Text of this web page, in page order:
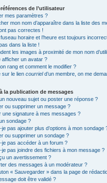
de l’utilisateur
mes paramètres ?
mon nom d’apparaître dans la liste des
pas correctes !
horaire et l’heure est toujours
dans la liste !
les images à proximité de mon nom
afficher un avatar ?
rang et comment le modifier ?
sur le lien courrield’un membre, on me
la publication de messages
nouveau sujet ou poster une réponse ?
ou supprimer un message ?
une signature à mes messages ?
sondage ?
je pas ajouter plus d’options à mon sondage
ou supprimer un sondage ?
je pas accéder à un forum ?
je pas joindre des fichiers à mon message ?
un avertissement ?
des messages à un modérateur ?
« Sauvegarder » dans la page de
doit être validé ?